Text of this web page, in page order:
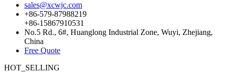
sales@xcwjc.com
+86-579-87988219
+86-15867910531
No.5 Rd., 6#, Huanglong Industrial Zone, Wuyi, Zhejiang,
China
Free Quote
HOT_SELLING